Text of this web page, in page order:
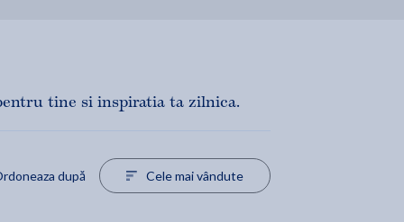
tine si inspiratia ta zilnica.
după Cele mai vândute